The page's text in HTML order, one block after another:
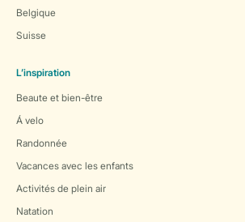
Belgique
Suisse
L’inspiration
Beaute et bien-être
Á velo
Randonnée
Vacances avec les enfants
Activités de plein air
Natation